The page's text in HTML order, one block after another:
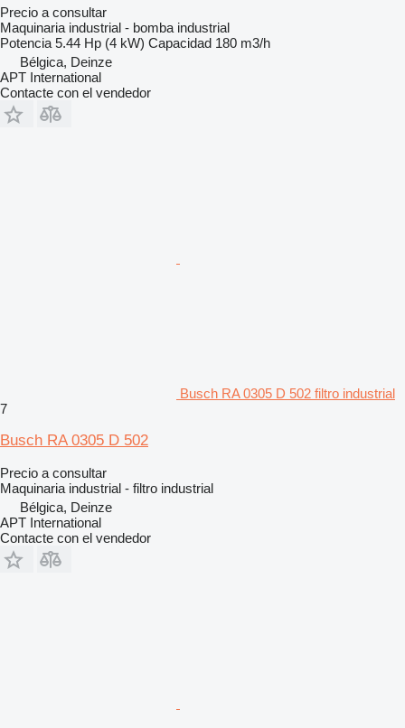
Precio a consultar
Maquinaria industrial - bomba industrial
Potencia 5.44 Hp (4 kW) Capacidad 180 m3/h
Bélgica, Deinze
APT International
Contacte con el vendedor
Busch RA 0305 D 502 filtro industrial
7
Busch RA 0305 D 502
Precio a consultar
Maquinaria industrial - filtro industrial
Bélgica, Deinze
APT International
Contacte con el vendedor